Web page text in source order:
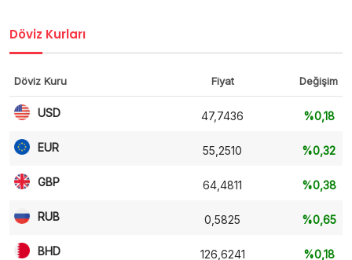
Döviz Kurları
Döviz Kuru Fiyat Değişim
USD 47,7436 %0,18
EUR 55,2510 %0,32
GBP 64,4811 %0,38
RUB 0,5825 %0,65
BHD 126,6241 %0,18